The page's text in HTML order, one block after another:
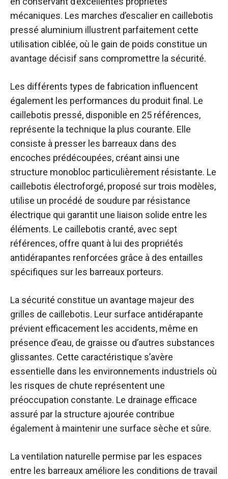
mécaniques. Les marches d’escalier en caillebotis
pressé aluminium illustrent parfaitement cette
utilisation ciblée, où le gain de poids constitue un
avantage décisif sans compromettre la sécurité.
Les différents types de fabrication influencent
également les performances du produit final. Le
caillebotis pressé, disponible en 25 références,
représente la technique la plus courante. Elle
consiste à presser les barreaux dans des
encoches prédécoupées, créant ainsi une
structure monobloc particulièrement résistante. Le
caillebotis électroforgé, proposé sur trois modèles,
utilise un procédé de soudure par résistance
électrique qui garantit une liaison solide entre les
éléments. Le caillebotis cranté, avec sept
références, offre quant à lui des propriétés
antidérapantes renforcées grâce à des entailles
spécifiques sur les barreaux porteurs.
La sécurité constitue un avantage majeur des
grilles de caillebotis. Leur surface antidérapante
prévient efficacement les accidents, même en
présence d’eau, de graisse ou d’autres substances
glissantes. Cette caractéristique s’avère
essentielle dans les environnements industriels où
les risques de chute représentent une
préoccupation constante. Le drainage efficace
assuré par la structure ajourée contribue
également à maintenir une surface sèche et sûre.
La ventilation naturelle permise par les espaces
entre les barreaux améliore les conditions de travail